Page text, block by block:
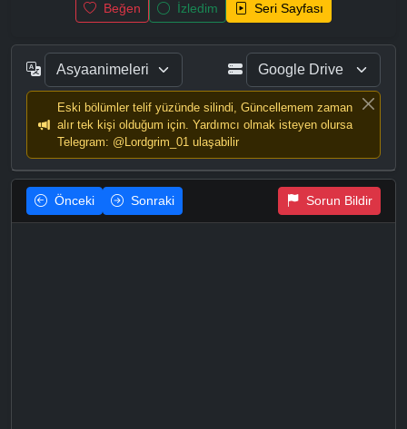
Beğen İzledim Seri Sayfası
Eski bölümler telif yüzünde silindi, Güncellemem zaman
alır tek kişi olduğum için. Yardımcı olmak isteyen olursa
Telegram: @Lordgrim_01 ulaşabilir
Önceki Sonraki Sorun Bildir